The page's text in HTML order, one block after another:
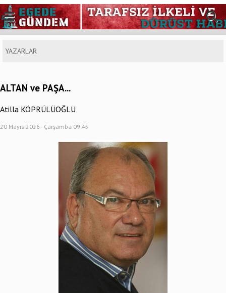
YAZARLAR
ALTAN ve PAŞA...
Atilla KÖPRÜLÜOĞLU
20 Mayıs 2026 - Çarşamba 09:45